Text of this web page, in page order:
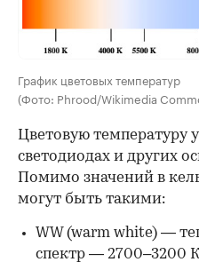
График цветовых температур
(Фото: Phrood/Wikimedia
Цветовую температуру
светодиодах и других
Помимо значений в
могут быть такими:
WW (warm white) —
спектр — 2700–3200